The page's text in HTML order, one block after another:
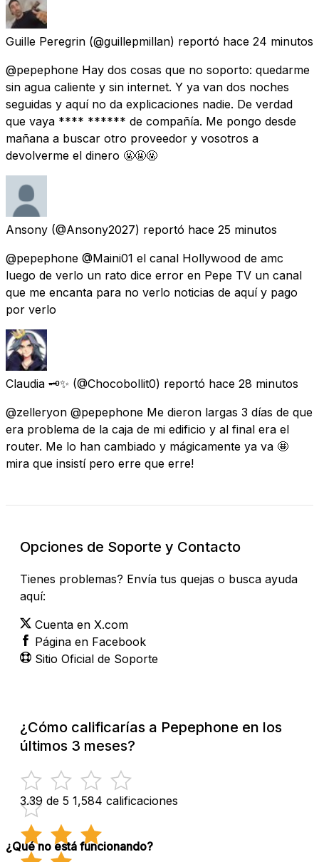
Guille Peregrin (@guillepmillan) reportó hace 24 minutos
@pepephone Hay dos cosas que no soporto: quedarme
sin agua caliente y sin internet. Y ya van dos noches
seguidas y aquí no da explicaciones nadie. De verdad
que vaya **** ****** de compañía. Me pongo desde
mañana a buscar otro proveedor y vosotros a
devolverme el dinero 🤬🤬🤬
Ansony (@Ansony2027) reportó hace 25 minutos
@pepephone @Maini01 el canal Hollywood de amc
luego de verlo un rato dice error en Pepe TV un canal
que me encanta para no verlo noticias de aquí y pago
por verlo
Claudia 🗝️✨ (@Chocobollit0) reportó hace 28 minutos
@zelleryon @pepephone Me dieron largas 3 días de que
era problema de la caja de mi edificio y al final era el
router. Me lo han cambiado y mágicamente ya va 🤩
mira que insistí pero erre que erre!
Opciones de Soporte y Contacto
Tienes problemas? Envía tus quejas o busca ayuda
aquí:
Cuenta en X.com
Página en Facebook
Sitio Oficial de Soporte
¿Cómo calificarías a Pepephone en los
últimos 3 meses?
3.39 de 5 1,584 calificaciones
¿Qué no está funcionando?